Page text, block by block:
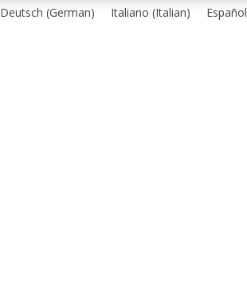
Deutsch (German) Italiano (Italian) Español